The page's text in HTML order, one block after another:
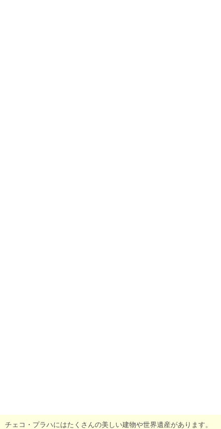
チェコ・プラハにはたくさんの美しい建物や世界遺産があります。